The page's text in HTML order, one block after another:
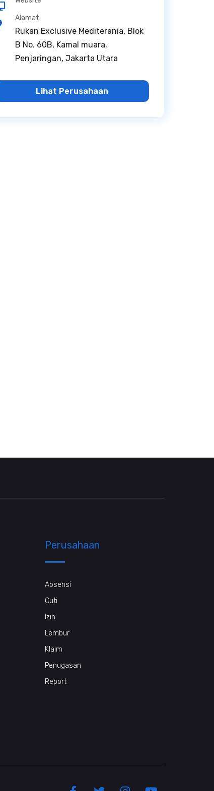
Alamat
Rukan Exclusive Mediterania, Blok
B No. 60B, Kamal muara,
Penjaringan, Jakarta Utara
Lihat Perusahaan
Perusahaan
Absensi
Cuti
Izin
Lembur
Klaim
Penugasan
Report